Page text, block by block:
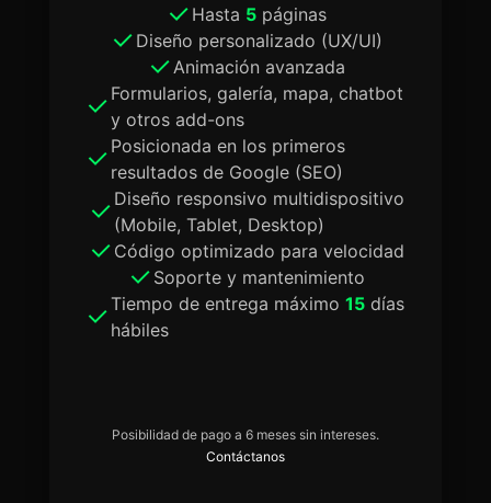
Hasta 5páginas
Diseño personalizado (UX/UI)
Animación avanzada
Formularios, galería, mapa, chatbot
y otros add-ons
Posicionada en los primeros
resultados de Google (SEO)
Diseño responsivo multidispositivo
(Mobile, Tablet, Desktop)
Código optimizado para velocidad
Soporte y mantenimiento
Tiempo de entrega máximo 15días
hábiles
Posibilidad de pago a 6 meses sin intereses.
Contáctanos